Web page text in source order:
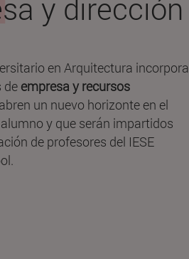
y dirección
en Arquitectura incorpora
de empresa y recursos
un nuevo horizonte en el
y que serán impartidos
de profesores del IESE